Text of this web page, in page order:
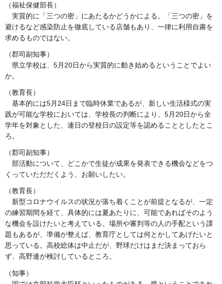
（福祉保健部長）
実質的に「三つの密」にあたるかどうかによる。「三つの密」を
避けるなど感染防止を徹底している店舗もあり、一律に利用自粛を
求めるものではない。
（郡司副知事）
県立学校は、5月20日から実質的に動き始めるということでよい
か。
（教育長）
基本的には5月24日まで臨時休業であるが、新しい生活様式の実
践が可能な学校においては、学校長の判断により、5月20日から全
学年を対象とした、連日の登校日の設定等を認めることとしたとこ
ろ。
（郡司副知事）
部活動について、どこかで生徒が成果を発表できる機会などをつ
くっていただだくよう、お願いしたい。
（教育長）
新型コロナウイルスの状況が落ち着くことが前提となるが、一定
の練習期間を経て、具体的には夏あたりに、可能であればそのよう
な機会を設けたいと考えている。場所や審判等の人の手配という課
題もあるが、準備が整えば、教育庁としては何とかしてあげたいと
思っている。高校総体は中止だが、野球だけはまだ決まっておら
ず、高野連が検討しているところ。
（知事）